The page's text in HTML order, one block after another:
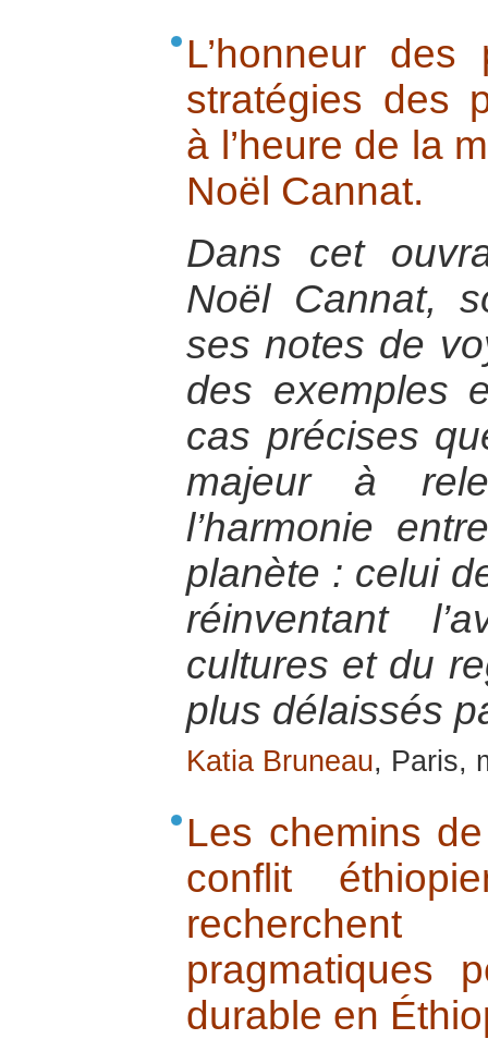
L’honneur
stratégies des
à l’heure de la
Noël Cannat.
Dans cet
Noël Cannat,
ses notes de
des exemples
cas précises
majeur à
l’harmonie
planète : celui
réinventant
cultures et du
plus délaissés
Katia Bruneau, Paris,
Les chemins
conflit
pragmatiques
durable en